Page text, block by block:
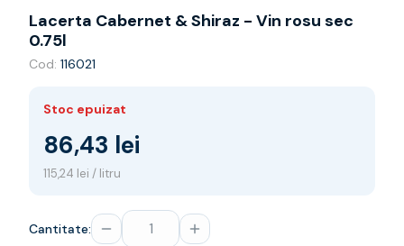
Franta
Spania
Africa de Sud
Germania
Noua Zeelanda
Spumante
Sampanie
Lacerta Cabernet & Shiraz - Vin rosu sec
0.75l
Cod: 116021
Stoc epuizat
86,43 lei
115,24 lei / litru
Cantitate: